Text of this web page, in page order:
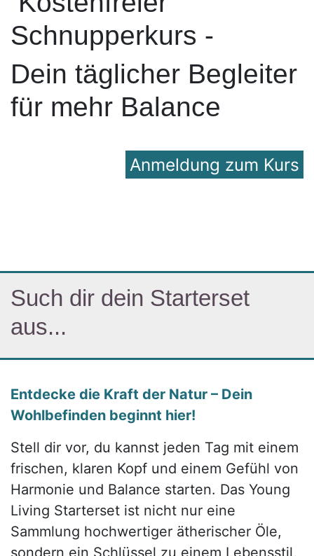
Schnupperkurs -
Dein täglicher Begleiter
für mehr Balance
Anmeldung zum Kurs
Such dir dein Starterset
aus...
Entdecke die Kraft der Natur – Dein
Wohlbefinden beginnt hier!
Stell dir vor, du kannst jeden Tag mit einem
frischen, klaren Kopf und einem Gefühl von
Harmonie und Balance starten. Das Young
Living Starterset ist nicht nur eine
Sammlung hochwertiger ätherischer Öle,